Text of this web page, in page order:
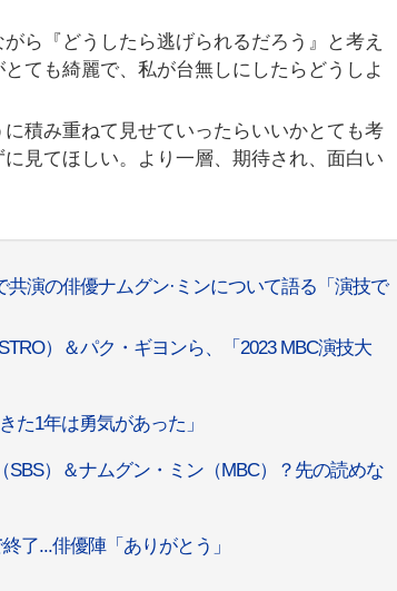
ら『どうしたら逃げられるだろう』と考え
ても綺麗で、私が台無しにしたらどうしよ
積み重ねて見せていったらいいかとても考
見てほしい。より一層、期待され、面白い
演の俳優ナムグン·ミンについて語る「演技で
）＆パク・ギヨンら、「2023 MBC演技大
た1年は勇気があった」
）＆ナムグン・ミン（MBC）？先の読めな
了...俳優陣「ありがとう」